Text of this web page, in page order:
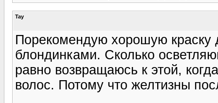
Tay
Порекомендую хорошую краску
блондинками. Сколько
равно возвращаюсь к этой,
волос. Потому что желтизны